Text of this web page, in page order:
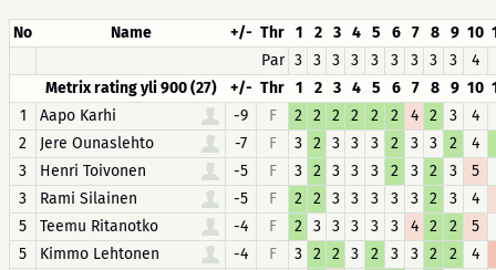
No Name +/- Thr 1 2 3 4 5 6 7 8 9 10
Par 3 3 3 3 3 3 3 3 3 4
Metrix rating yli 900 (27)
+/- Thr 1 2 3 4 5 6 7 8 9 10
1
Aapo Karhi -9 F 2 2 2 2 2 2 4 2 3 4
2
Jere Ounaslehto -7 F 3 2 3 3 3 2 3 3 2 4
3
Henri Toivonen -5 F 3 2 3 3 3 2 3 2 3 5
3
Rami Silainen -5 F 2 2 3 3 3 3 3 2 3 4
5
Teemu Ritanotko -4 F 2 3 3 3 3 3 4 2 2 5
5
Kimmo Lehtonen -4 F 3 2 2 3 2 3 3 2 2 4